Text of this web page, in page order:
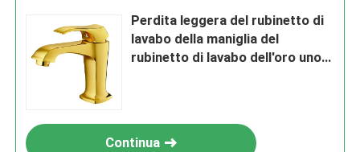
Perdita leggera del rubinetto di
lavabo della maniglia del
rubinetto di lavabo dell'oro uno
Continua